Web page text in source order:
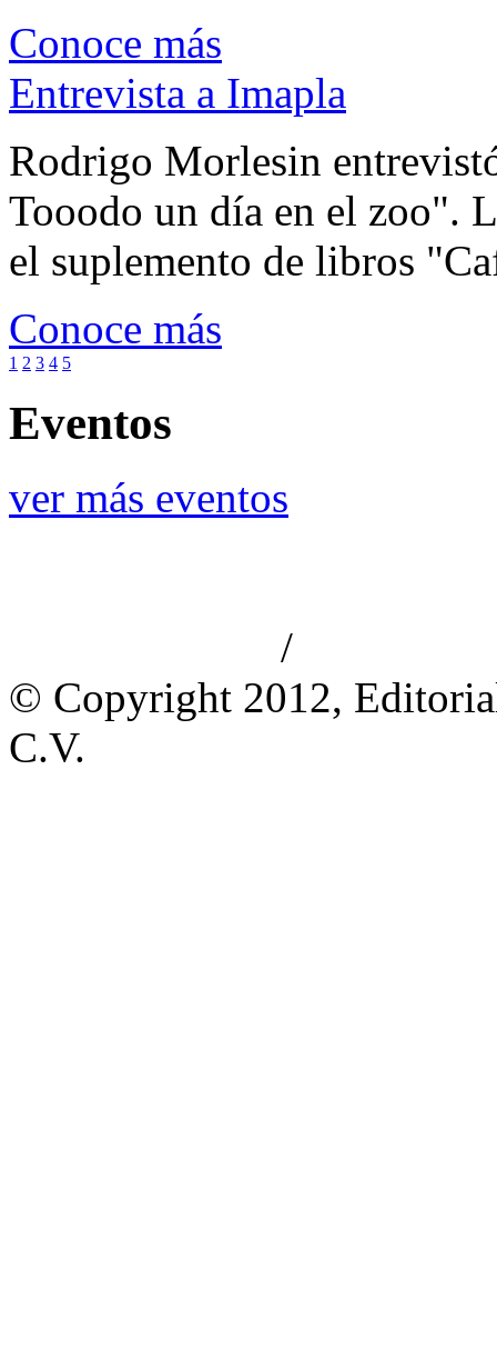
Conoce más
Entrevista a Imapla
Rodrigo Morlesin
Tooodo un día en el zoo".
el suplemento de libros
Conoce más
1 2 3 4 5
Eventos
ver más eventos
/
© Copyright 2012,
C.V.